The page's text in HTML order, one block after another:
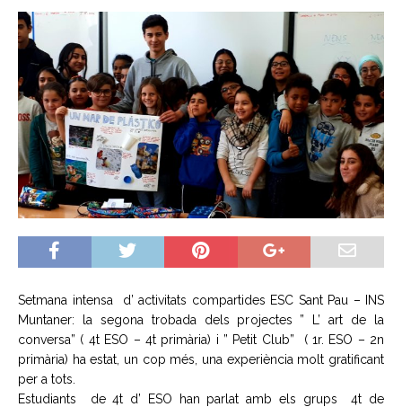
Setmana intensa d’ activitats compartides ESC Sant Pau – INS
Muntaner: la segona trobada dels projectes ” L’ art de la
conversa” ( 4t ESO – 4t primària) i ” Petit Club” ( 1r. ESO – 2n
primària) ha estat, un cop més, una experiència molt gratificant
per a tots.
Estudiants de 4t d’ ESO han parlat amb els grups 4t de